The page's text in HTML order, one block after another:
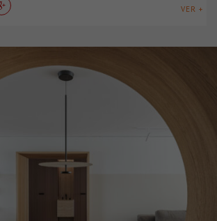
VER +